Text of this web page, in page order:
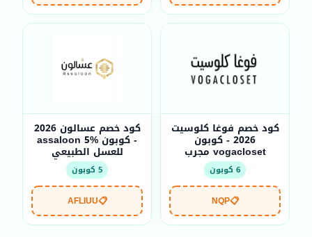
كود خصم فوغا كلوسيت
2026 - كوبون
vogacloset مجرب
6 كوبون
📋
NQP
كود خصم عسالون 2026
- كوبون assaloon 5%
للعسل الطبيعي
5 كوبون
📋
AFLIUU